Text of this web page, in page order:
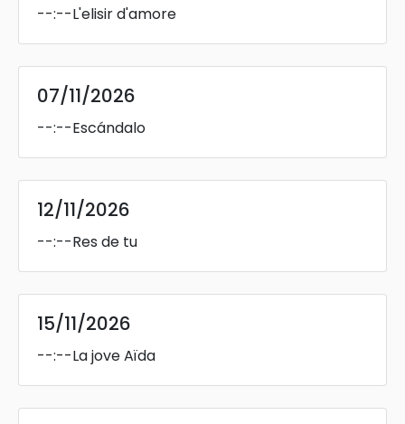
--:--L'elisir d'amore
07/11/2026
--:--Escándalo
12/11/2026
--:--Res de tu
15/11/2026
--:--La jove Aïda